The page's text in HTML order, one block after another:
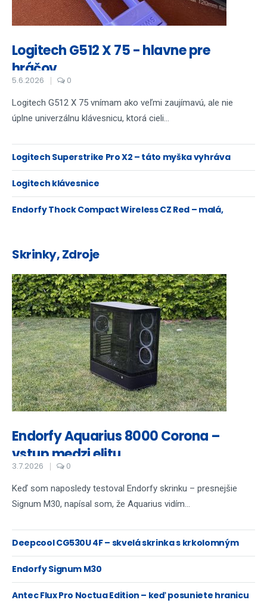
Logitech G512 X 75 - hlavne pre
hráčov
5.6.2026 0
Logitech G512 X 75 vnímam ako veľmi zaujímavú, ale nie
úplne univerzálnu klávesnicu, ktorá cieli...
Logitech Superstrike Pro X2 – táto myška vyhráva
súboje…aj srdcia...
Logitech klávesnice
Endorfy Thock Compact Wireless CZ Red – malá,
Skrinky, Zdroje
Endorfy Aquarius 8000 Corona –
vstup medzi elitu
3.7.2026 0
Keď som naposledy testoval Endorfy skrinku – presnejšie
Signum M30, napísal som, že Aquarius vidím...
Deepcool CG530U 4F – skvelá skrinka s krkolomným
názvom...
Endorfy Signum M30
Antec Flux Pro Noctua Edition – keď posuniete hranicu